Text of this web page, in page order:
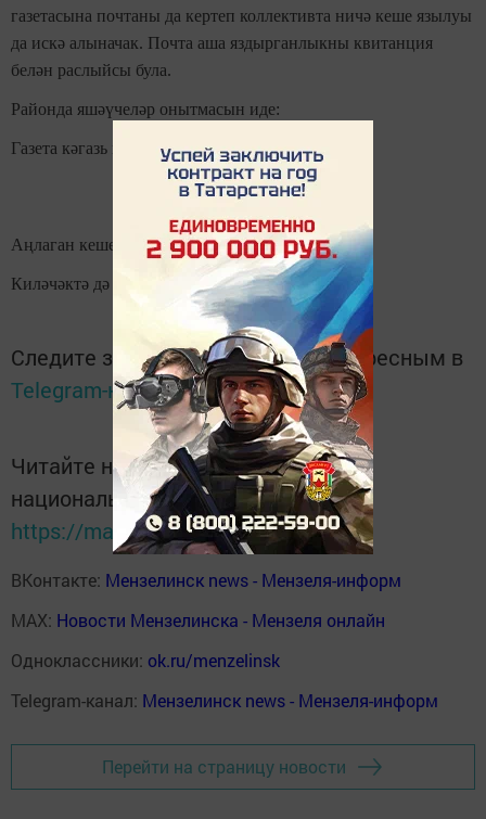
газетасына почтаны да кертеп коллективта ничә кеше язылуы
да искә алыначак. Почта аша яздырганлыкны квитанция
белән раслыйсы була.
Районда яшәүчеләр онытмасын иде:
Газета кәгазь генә түгел, зур көчкә ия,
Аңлаган кеше шуңа безне тиң күрә!!!
Киләчәктә дә бергә калыйк!
Следите за самым важным и интересным в
Telegram-каналеТатмедиа
Читайте новости Татарстана в
национальном мессенджере MАХ:
https://max.ru/tatmedia
ВКонтакте: Мензелинск news - Мензеля-информ
MAX: Новости Мензелинска - Мензеля онлайн
Одноклассники: ok.ru/menzelinsk
Telegram-канал: Мензелинск news - Мензеля-информ
Перейти на страницу новости